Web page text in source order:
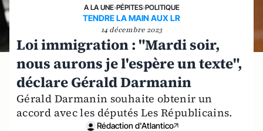
A LA UNE›PÉPITES›POLITIQUE
TENDRE LA MAIN AUX LR
14 décembre 2023
Loi immigration : "Mardi soir,
nous aurons je l'espère un texte",
déclare Gérald Darmanin
Gérald Darmanin souhaite obtenir un
accord avec les députés Les Républicains.
Rédaction d'Atlantico